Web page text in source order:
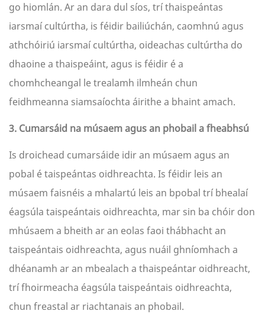
go hiomlán. Ar an dara dul síos, trí thaispeántas
iarsmaí cultúrtha, is féidir bailiúchán, caomhnú agus
athchóiriú iarsmaí cultúrtha, oideachas cultúrtha do
dhaoine a thaispeáint, agus is féidir é a
chomhcheangal le trealamh ilmheán chun
feidhmeanna siamsaíochta áirithe a bhaint amach.
3. Cumarsáid na músaem agus an phobail a fheabhsú
Is droichead cumarsáide idir an músaem agus an
pobal é taispeántas oidhreachta. Is féidir leis an
músaem faisnéis a mhalartú leis an bpobal trí bhealaí
éagsúla taispeántais oidhreachta, mar sin ba chóir don
mhúsaem a bheith ar an eolas faoi thábhacht an
taispeántais oidhreachta, agus nuáil ghníomhach a
dhéanamh ar an mbealach a thaispeántar oidhreacht,
trí fhoirmeacha éagsúla taispeántais oidhreachta,
chun freastal ar riachtanais an phobail.